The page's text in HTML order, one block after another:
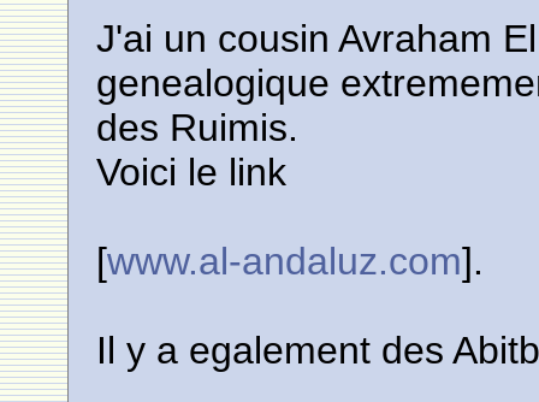
J'ai un cousin Avraham
genealogique
des Ruimis.
Voici le link
[www.al-andaluz.com].
Il y a egalement des